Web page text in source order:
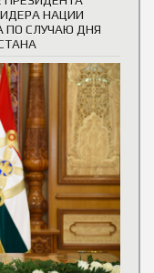
НАЦИИ
СЛУЧАЮ ДНЯ